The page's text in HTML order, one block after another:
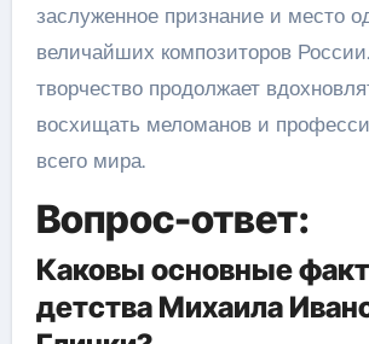
заслуженное признание и место
величайших композиторов
творчество продолжает
восхищать меломанов и
всего мира.
Вопрос-ответ:
Каковы основные
детства Михаила